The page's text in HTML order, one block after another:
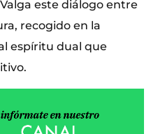
este diálogo entre
recogido en la
espíritu dual que